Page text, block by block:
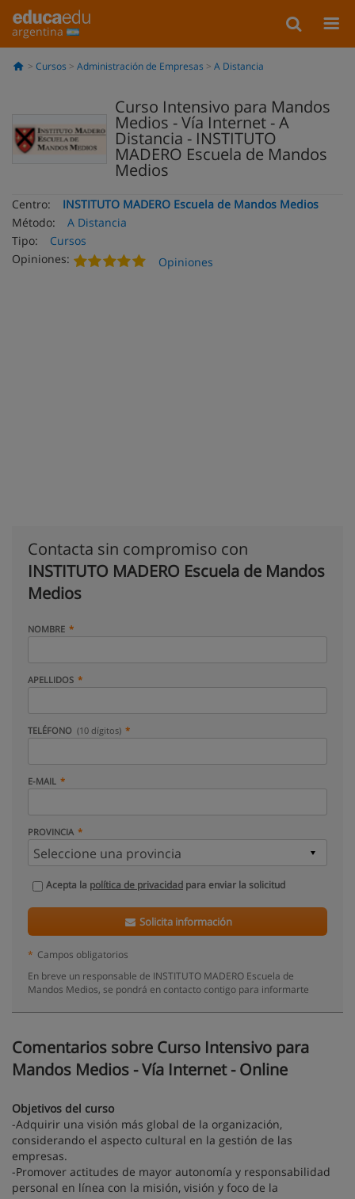
argentina
Cursos Administración de Empresas A Distancia
Curso Intensivo para Mandos
Medios - Vía Internet - A
Distancia - INSTITUTO
MADERO Escuela de Mandos
Medios
Centro:
INSTITUTO MADERO Escuela de Mandos Medios
Método:
A Distancia
Tipo:
Cursos
Opiniones:
Opiniones
Contacta sin compromiso con
INSTITUTO MADERO Escuela de Mandos
Medios
NOMBRE
APELLIDOS
TELÉFONO (10 dígitos)
E-MAIL
PROVINCIA
Acepta la política de privacidad para enviar la solicitud
Solicita información
* Campos obligatorios
En breve un responsable de INSTITUTO MADERO Escuela de
Mandos Medios, se pondrá en contacto contigo para informarte
Comentarios sobre Curso Intensivo para
Mandos Medios - Vía Internet - Online
Objetivos del curso
-Adquirir una visión más global de la organización,
considerando el aspecto cultural en la gestión de las
empresas.
-Promover actitudes de mayor autonomía y responsabilidad
personal en línea con la misión, visión y foco de la